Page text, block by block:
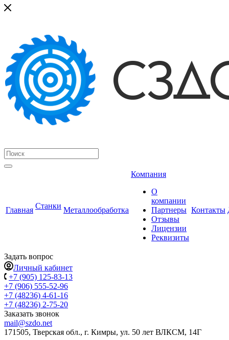
Главная Станки Металлообработка
Компания
О
компании
Партнеры
Отзывы
Лицензии
Реквизиты
Контакты
Задать вопрос
Личный кабинет
+7 (905) 125-83-13
+7 (906) 555-52-96
+7 (48236) 4-61-16
+7 (48236) 2-75-20
Заказать звонок
mail@szdo.net
171505, Тверская обл., г. Кимры, ул. 50 лет ВЛКСМ, 14Г